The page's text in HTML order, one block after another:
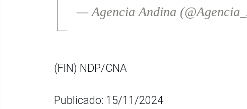
— Agencia Andina
(FIN) NDP/CNA
Publicado: 15/11/2024